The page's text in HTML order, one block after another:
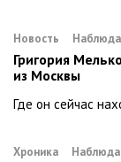
Новость
Григория
из Москвы
Где он сейчас
Хроника